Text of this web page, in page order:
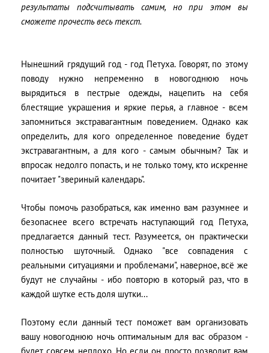
результаты подсчитывать самим, но при этом вы
сможете прочесть весь текст.
Нынешний грядущий год - год Петуха. Говорят, по этому
поводу нужно непременно в новогоднюю ночь
вырядиться в пестрые одежды, нацепить на себя
блестящие украшения и яркие перья, а главное - всем
запомниться экстравагантным поведением. Однако как
определить, для кого определенное поведение будет
экстравагантным, а для кого - самым обычным? Так и
впросак недолго попасть, и не только тому, кто искренне
почитает "звериный календарь".
Чтобы помочь разобраться, как именно вам разумнее и
безопаснее всего встречать наступающий год Петуха,
предлагается данный тест. Разумеется, он практически
полностью шуточный. Однако "все совпадения с
реальными ситуациями и проблемами", наверное, всё же
будут не случайны - ибо повторю в который раз, что в
каждой шутке есть доля шутки...
Поэтому если данный тест поможет вам организовать
вашу новогоднюю ночь оптимальным для вас образом -
будет совсем неплохо. Но если он просто позволит вам